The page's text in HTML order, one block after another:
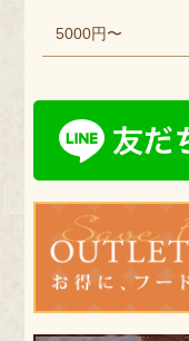
5000円〜